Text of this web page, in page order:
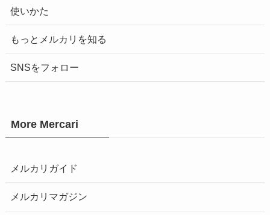
使いかた
もっとメルカリを知る
SNSをフォロー
More Mercari
メルカリガイド
メルカリマガジン